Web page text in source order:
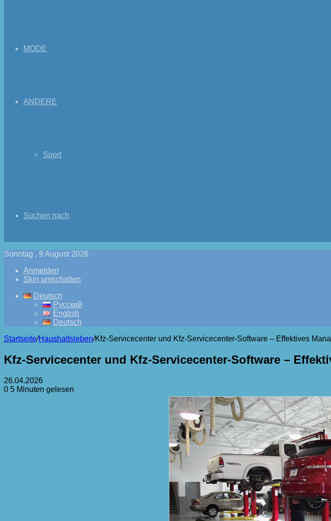
MODE
ANDERE
Sport
Suchen nach
Sonntag , 9 August 2026
Anmelden
Skin umschalten
Deutsch
Русский
English
Deutsch
Startseite/Haushaltsleben/Kfz-Servicecenter und Kfz-Servicecenter-Software – Effektives
Kfz-Servicecenter und Kfz-Servicecenter-Software –
26.04.2026
0 5 Minuten gelesen